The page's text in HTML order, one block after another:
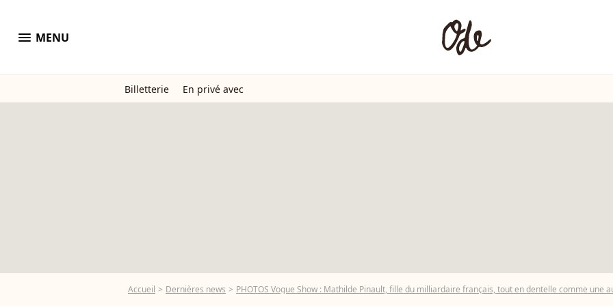
menu MENU
Billetterie En privé avec
Accueil Dernières news PHOTOS Vogue Show : Mathilde Pinault, fille du milliardaire français, tout en dentelle comme une